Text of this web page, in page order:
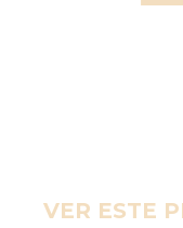
VER ESTE